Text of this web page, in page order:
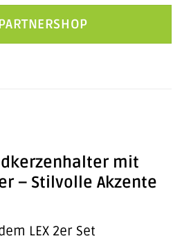
mit
– Stilvolle Akzente
LEX 2er Set